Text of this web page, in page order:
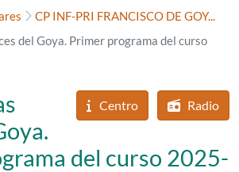
CP INF-PRI FRANCISCO DE GOY...
del Goya. Primer programa del curso
Centro Radio
del curso 2025-